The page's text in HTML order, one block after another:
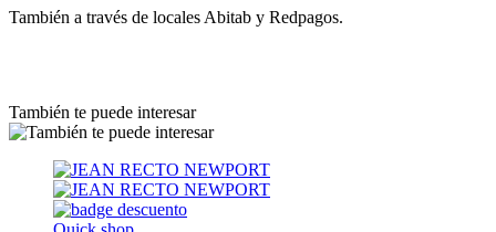
También a través de locales Abitab y Redpagos.
También te puede interesar